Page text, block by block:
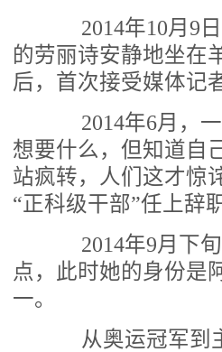
2014年10月9日
的劳丽诗安静地坐在
后，首次接受媒体记
2014年6月，一
想要什么，但知道自
站疯转，人们这才惊
“正科级干部”任上辞
2014年9月下旬
点，此时她的身份是
一。
从奥运冠军到主